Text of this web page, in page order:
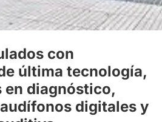
con
última tecnología,
en diagnóstico,
digitales y